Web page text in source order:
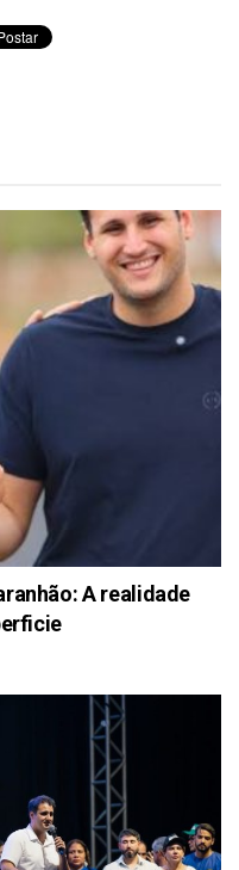
A realidade